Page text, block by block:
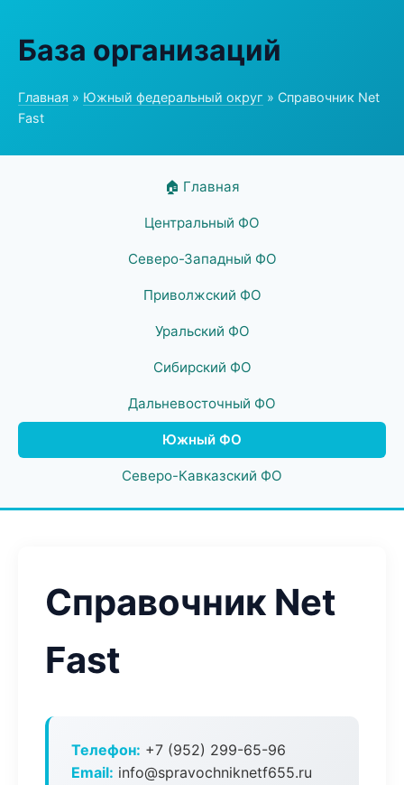
База организаций
Главная » Южный федеральный округ » Справочник Net
Fast
🏠 Главная
Центральный ФО
Северо-Западный ФО
Приволжский ФО
Уральский ФО
Сибирский ФО
Дальневосточный ФО
Южный ФО
Северо-Кавказский ФО
Справочник Net
Fast
Телефон: +7 (952) 299-65-96
Email: info@spravochniknetf655.ru